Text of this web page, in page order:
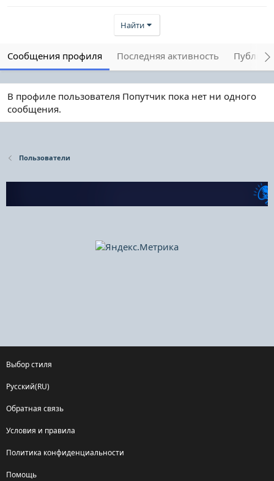
Найти
Сообщения профиля Последняя активность
В профиле пользователя Попутчик пока нет ни одного
сообщения.
Пользователи
Выбор стиля
Русский(RU)
Обратная связь
Условия и правила
Политика конфиденциальности
Помощь